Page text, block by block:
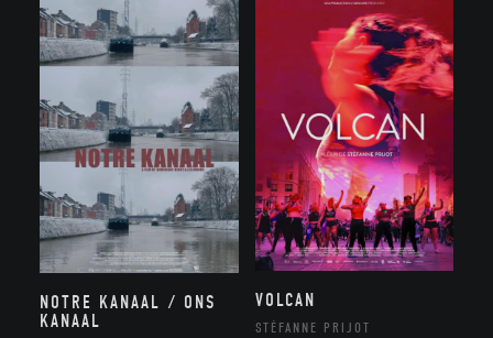
NOTRE KANAAL / ONS
KANAAL
VOLCAN
STÉFANNE PRIJOT